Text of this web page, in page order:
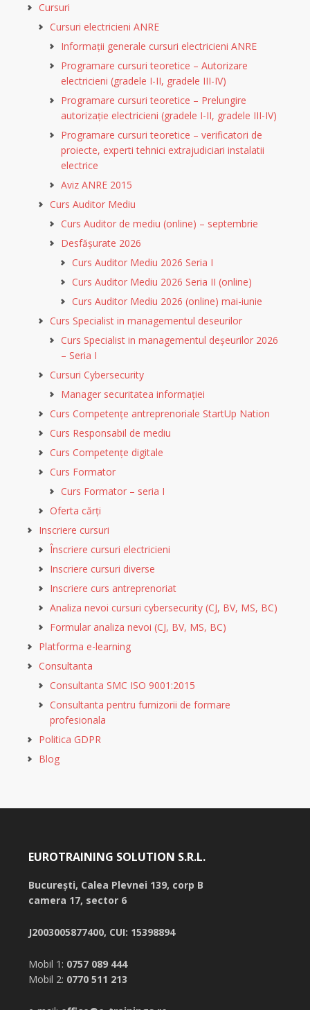
Cursuri
Cursuri electricieni ANRE
Informații generale cursuri electricieni ANRE
Programare cursuri teoretice – Autorizare
electricieni (gradele I-II, gradele III-IV)
Programare cursuri teoretice – Prelungire
autorizație electricieni (gradele I-II, gradele III-IV)
Programare cursuri teoretice – verificatori de
proiecte, experti tehnici extrajudiciari instalatii
electrice
Aviz ANRE 2015
Curs Auditor Mediu
Curs Auditor de mediu (online) – septembrie
Desfășurate 2026
Curs Auditor Mediu 2026 Seria I
Curs Auditor Mediu 2026 Seria II (online)
Curs Auditor Mediu 2026 (online) mai-iunie
Curs Specialist in managementul deseurilor
Curs Specialist in managementul deșeurilor 2026
– Seria I
Cursuri Cybersecurity
Manager securitatea informației
Curs Competențe antreprenoriale StartUp Nation
Curs Responsabil de mediu
Curs Competențe digitale
Curs Formator
Curs Formator – seria I
Oferta cărți
Inscriere cursuri
Înscriere cursuri electricieni
Inscriere cursuri diverse
Inscriere curs antreprenoriat
Analiza nevoi cursuri cybersecurity (CJ, BV, MS, BC)
Formular analiza nevoi (CJ, BV, MS, BC)
Platforma e-learning
Consultanta
Consultanta SMC ISO 9001:2015
Consultanta pentru furnizorii de formare
profesionala
Politica GDPR
Blog
EUROTRAINING SOLUTION S.R.L.
București, Calea Plevnei 139, corp B
camera 17, sector 6
J2003005877400, CUI: 15398894
Mobil 1: 0757 089 444
Mobil 2: 0770 511 213